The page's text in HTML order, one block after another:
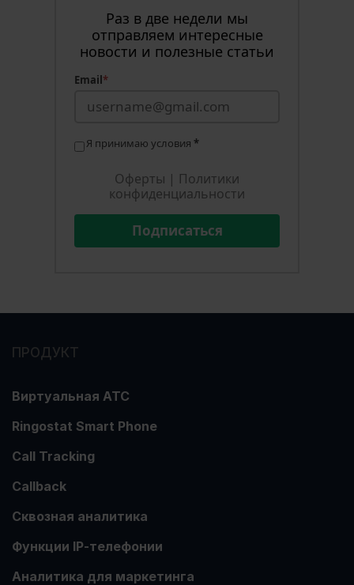
Раз в две недели мы
отправляем интересные
новости и полезные статьи
Email*
Я принимаю условия *
Оферты | Политики
конфиденциальности
Подписаться
ПРОДУКТ
Виртуальная АТС
Ringostat Smart Phone
Call Tracking
Callback
Сквозная аналитика
Функции ІР-телефонии
Аналитика для маркетинга